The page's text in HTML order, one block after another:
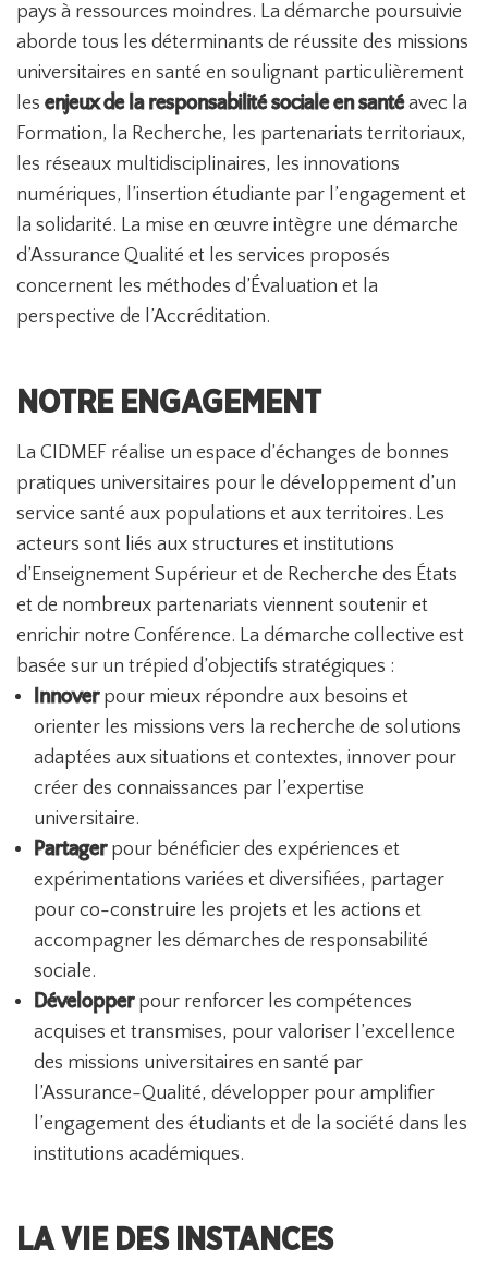
pays à ressources moindres. La démarche poursuivie
aborde tous les déterminants de réussite des missions
universitaires en santé en soulignant particulièrement
les enjeux de la responsabilité sociale en santéavec la
Formation, la Recherche, les partenariats territoriaux,
les réseaux multidisciplinaires, les innovations
numériques, l’insertion étudiante par l’engagement et
la solidarité. La mise en œuvre intègre une démarche
d’Assurance Qualité et les services proposés
concernent les méthodes d’Évaluation et la
perspective de l’Accréditation.
NOTRE ENGAGEMENT
La CIDMEF réalise un espace d’échanges de bonnes
pratiques universitaires pour le développement d’un
service santé aux populations et aux territoires. Les
acteurs sont liés aux structures et institutions
d’Enseignement Supérieur et de Recherche des États
et de nombreux partenariats viennent soutenir et
enrichir notre Conférence. La démarche collective est
basée sur un trépied d’objectifs stratégiques :
Innoverpour mieux répondre aux besoins et
orienter les missions vers la recherche de solutions
adaptées aux situations et contextes, innover pour
créer des connaissances par l’expertise
universitaire.
Partagerpour bénéficier des expériences et
expérimentations variées et diversifiées, partager
pour co-construire les projets et les actions et
accompagner les démarches de responsabilité
sociale.
Développerpour renforcer les compétences
acquises et transmises, pour valoriser l’excellence
des missions universitaires en santé par
l’Assurance-Qualité, développer pour amplifier
l’engagement des étudiants et de la société dans les
institutions académiques.
LA VIE DES INSTANCES